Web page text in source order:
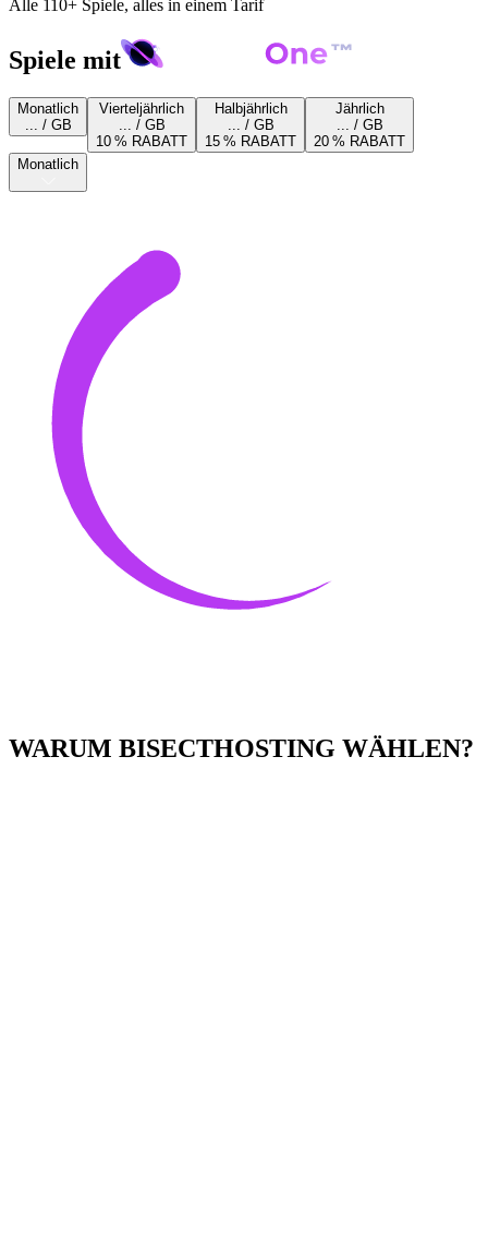
Alle 110+ Spiele, alles in einem Tarif
Spiele mit
Monatlich
... / GB
Vierteljährlich
... / GB
10 % RABATT
Halbjährlich
... / GB
15 % RABATT
Jährlich
... / GB
20 % RABATT
Monatlich
WARUM BISECTHOSTING WÄHLEN?